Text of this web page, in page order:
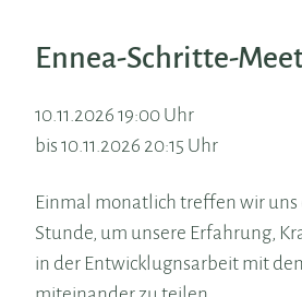
Ennea-Schritte-
10.11.2026 19:00 Uhr
bis 10.11.2026 20:15 Uhr
Einmal monatlich treffen wir
Stunde, um unsere Erfahrung,
in der Entwicklugnsarbeit mit